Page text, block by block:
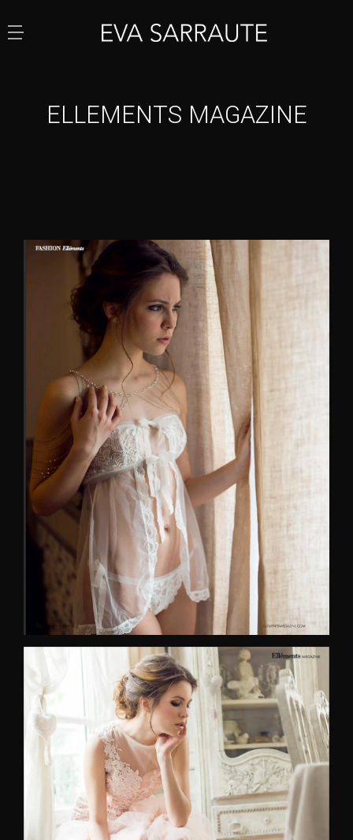
ELLEMENTS MAGAZINE